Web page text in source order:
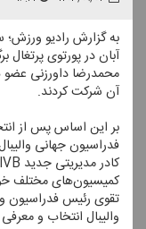
آبان در پورتوی
محمدرضا داورزنی عضو
آن شركت كردند.
بر این اساس پس از
فدراسیون جهانی
كمیسیون‌های مختلف
تقوی رئیس فدراسیون
والیبال انتخاب و